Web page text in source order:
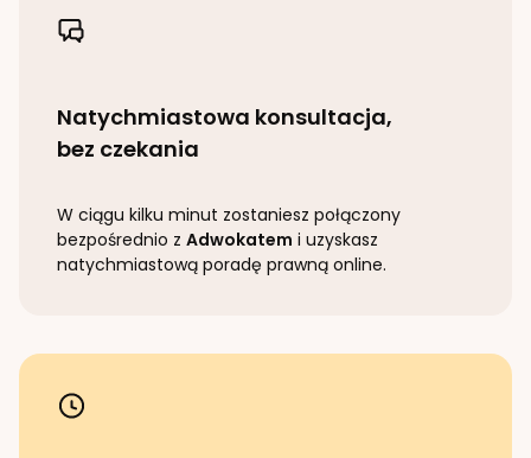
Natychmiastowa konsultacja,
bez czekania
W ciągu kilku minut zostaniesz połączony
bezpośrednio z Adwokatem i uzyskasz
natychmiastową poradę prawną online.